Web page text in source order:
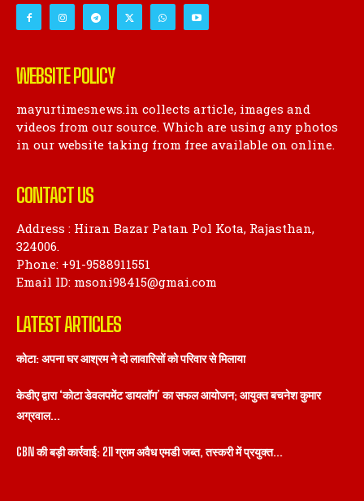
WEBSITE POLICY
videos from our source. Which are using any photos
CONTACT US
324006.
Email ID: msoni98415@gmai.com
LATEST ARTICLES
CBN की बड़ी कार्रवाई: 211 ग्राम अवैध एमडी जब्त, तस्करी में प्रयुक्त...